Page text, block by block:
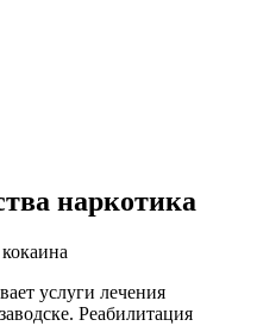
наркотика
услуги лечения
Реабилитация